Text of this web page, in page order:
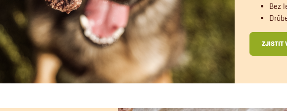
Bez
ZJISTIT